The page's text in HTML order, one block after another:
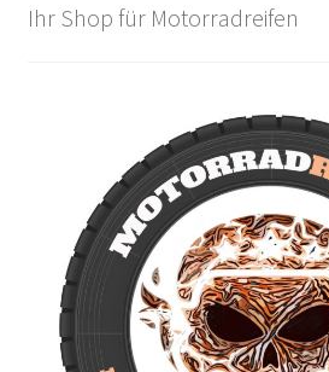
Ihr Shop für Motorradreifen